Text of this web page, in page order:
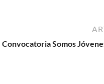
Convocatoria Somos